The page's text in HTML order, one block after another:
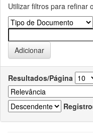
Utilizar filtros para refinar
Resultados/Página